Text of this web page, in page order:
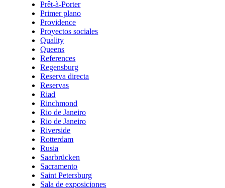
Prêt-à-Porter
Primer plano
Providence
Proyectos sociales
Quality
Queens
References
Regensburg
Reserva directa
Reservas
Riad
Rinchmond
Rio de Janeiro
Rio de Janeiro
Riverside
Rotterdam
Rusia
Saarbrücken
Sacramento
Saint Petersburg
Sala de exposiciones